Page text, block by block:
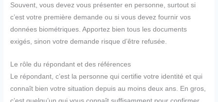
Souvent, vous devez vous présenter en personne, surtout si
c’est votre première demande ou si vous devez fournir vos
données biométriques. Apportez bien tous les documents
exigés, sinon votre demande risque d’être refusée.
Le rôle du répondant et des références
Le répondant, c’est la personne qui certifie votre identité et qui
connaît bien votre situation depuis au moins deux ans. En gros,